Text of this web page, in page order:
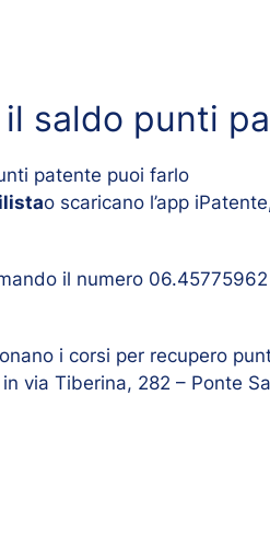
saldo punti
patente puoi farlo
o scaricano l’app iPatente
il numero
i corsi per recupero
via Tiberina, 282 – Ponte